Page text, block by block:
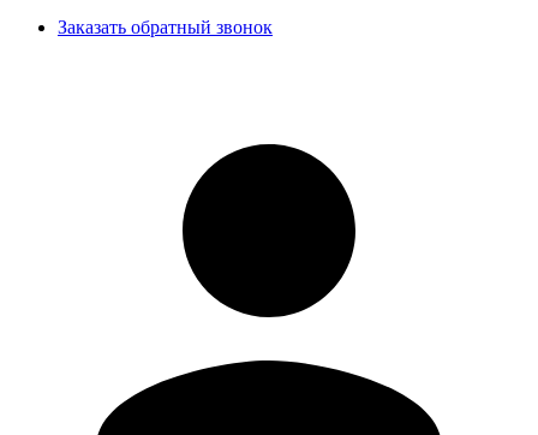
Заказать обратный звонок